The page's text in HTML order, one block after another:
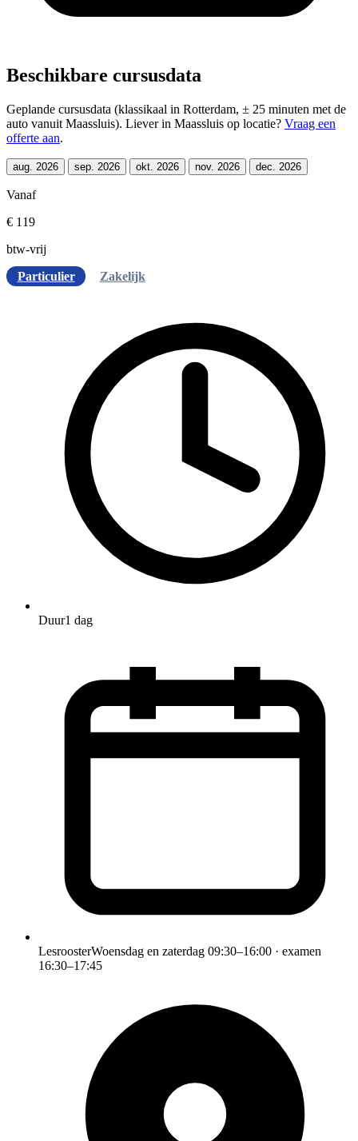
Beschikbare cursusdata
Geplande cursusdata (klassikaal in Rotterdam, ± 25 minuten met de
auto vanuit Maassluis). Liever in Maassluis op locatie? Vraag een
offerte aan.
aug. 2026 sep. 2026 okt. 2026 nov. 2026 dec. 2026
Vanaf
€ 119
btw-vrij
Particulier
Zakelijk
Duur1 dag
LesroosterWoensdag en zaterdag 09:30–16:00 · examen
16:30–17:45